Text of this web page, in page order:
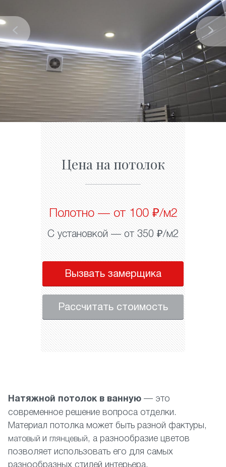
Цена на потолок
Полотно — от 100 ₽/м2
С установкой — от 350 ₽/м2
Вызвать замерщика
Рассчитать стоимость
Натяжной потолок в ванную — это
современное решение вопроса отделки.
Материал потолка может быть разной фактуры,
матовый и глянцевый , а разнообразие цветов
позволяет использовать его для самых
разнообразных стилей интерьера.